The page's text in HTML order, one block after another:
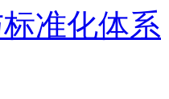
准化体系